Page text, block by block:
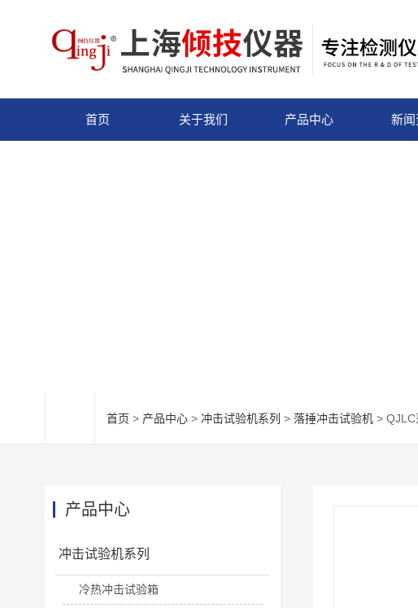
首页 关于我们 产品中心 新闻
首页 > 产品中心 > 冲击试验机系列 > 落捶冲击试验机 > QJLC
产品中心
冲击试验机系列
冷热冲击试验箱